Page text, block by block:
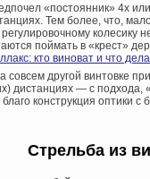
«постоянник» 4х
Тем более, что,
колесику
поймать в «крест»
кто виноват и что
совсем другой винтовке
дистанциях — с
конструкция оптики
Стрельба из